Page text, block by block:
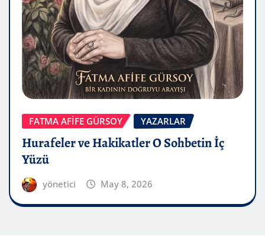
FATMA AFİFE GÜRSOY YAZARLAR
Hurafeler ve Hakikatler O Sohbetin İç
Yüzü
yönetici May 8, 2026